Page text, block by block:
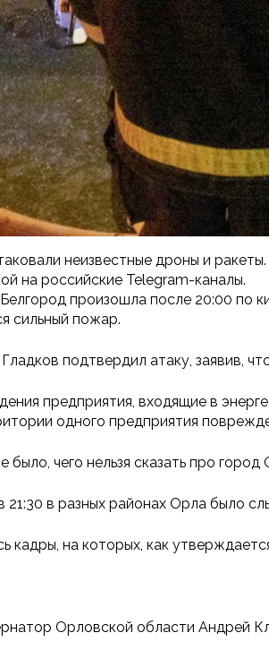
неизвестные дроны и
на российские Telegram-каналы.
произошла после 20:00 по
сильный пожар.
подтвердил атаку, заявив,
предприятия, входящие в
одного предприятия
чего нельзя сказать про город
в разных районах Орла было
кадры, на которых, как
Орловской области Андрей